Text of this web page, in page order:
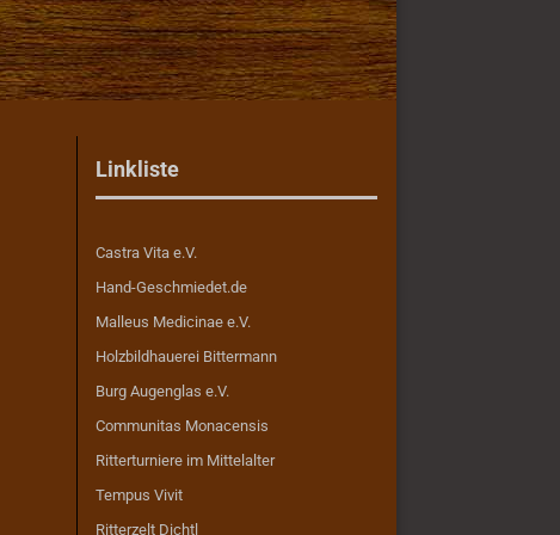
Linkliste
Castra Vita e.V.
Hand-Geschmiedet.de
Malleus Medicinae e.V.
Holzbildhauerei Bittermann
Burg Augenglas e.V.
Communitas Monacensis
Ritterturniere im Mittelalter
Tempus Vivit
Ritterzelt Dichtl